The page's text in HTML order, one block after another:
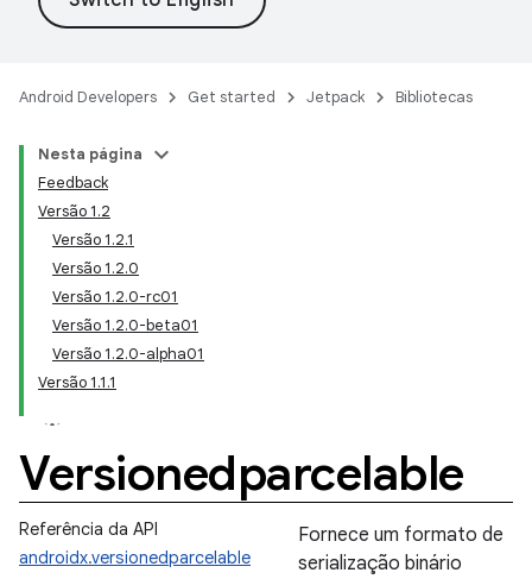
Android Developers Get started Jetpack Bibliotecas
Nesta página
Feedback
Versão 1.2
Versão 1.2.1
Versão 1.2.0
Versão 1.2.0-rc01
Versão 1.2.0-beta01
Versão 1.2.0-alpha01
Versão 1.1.1
Versionedparcelable
Referência da API
androidx.versionedparcelable
Fornece um formato de
serialização binário